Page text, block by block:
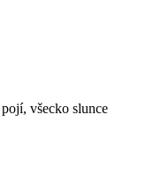
všecko slunce